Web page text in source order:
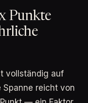
Punkte
vollständig auf
Spanne reicht von